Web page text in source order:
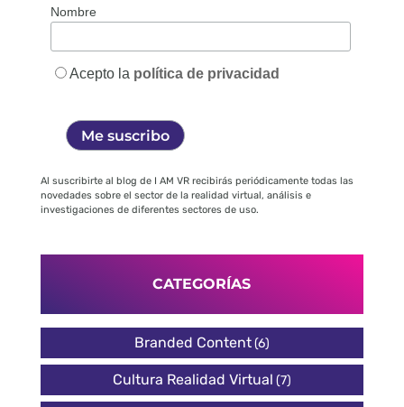
Nombre
Acepto la política de privacidad
Al suscribirte al blog de I AM VR recibirás periódicamente todas las
novedades sobre el sector de la realidad virtual, análisis e
investigaciones de diferentes sectores de uso.
CATEGORÍAS
Branded Content(6)
Cultura Realidad Virtual (7)